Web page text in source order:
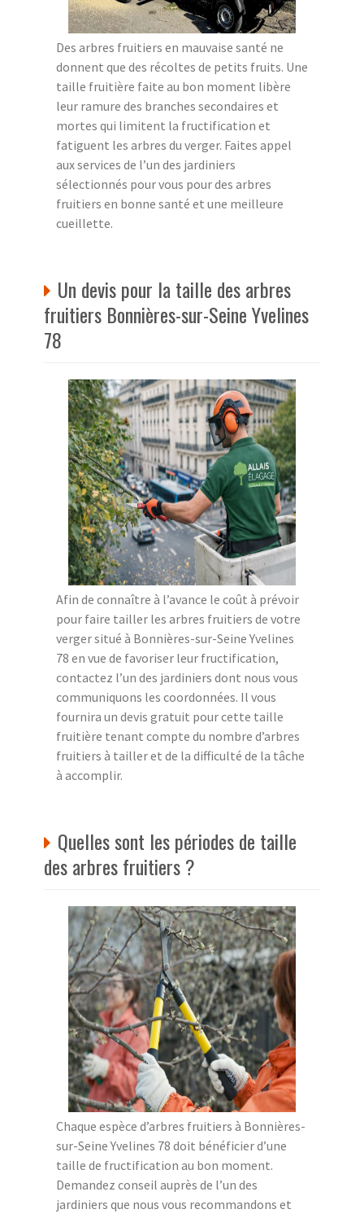
Des arbres fruitiers en mauvaise santé ne
donnent que des récoltes de petits fruits. Une
taille fruitière faite au bon moment libère
leur ramure des branches secondaires et
mortes qui limitent la fructification et
fatiguent les arbres du verger. Faites appel
aux services de l’un des jardiniers
sélectionnés pour vous pour des arbres
fruitiers en bonne santé et une meilleure
cueillette.
Un devis pour la taille des arbres
fruitiers Bonnières-sur-Seine Yvelines
78
Afin de connaître à l’avance le coût à prévoir
pour faire tailler les arbres fruitiers de votre
verger situé à Bonnières-sur-Seine Yvelines
78 en vue de favoriser leur fructification,
contactez l’un des jardiniers dont nous vous
communiquons les coordonnées. Il vous
fournira un devis gratuit pour cette taille
fruitière tenant compte du nombre d’arbres
fruitiers à tailler et de la difficulté de la tâche
à accomplir.
Quelles sont les périodes de taille
des arbres fruitiers ?
Chaque espèce d’arbres fruitiers à Bonnières-
sur-Seine Yvelines 78 doit bénéficier d’une
taille de fructification au bon moment.
Demandez conseil auprès de l’un des
jardiniers que nous vous recommandons et